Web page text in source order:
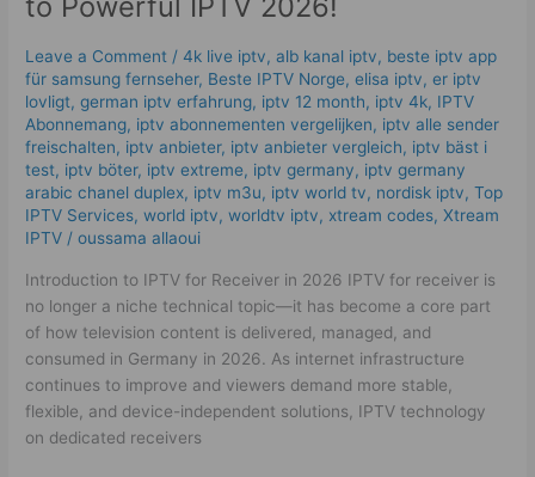
to Powerful IPTV 2026!
Leave a Comment /4k live iptv​,alb kanal iptv, beste iptv app
für samsung fernseher, Beste IPTV Norge,elisa iptv,er iptv
lovligt,german iptv erfahrung​, iptv 12 month, iptv 4k, IPTV
Abonnemang, iptv abonnementen vergelijken, iptv alle sender
freischalten, iptv anbieter, iptv anbieter vergleich, iptv bäst i
test, iptv böter, iptv extreme, iptv germany​, iptv germany
arabic chanel duplex​, iptv m3u, iptv world tv, nordisk iptv,Top
IPTV Services,world iptv,worldtv iptv, xtream codes,Xtream
IPTV /oussama allaoui
Introduction to IPTV for Receiver in 2026 IPTV for receiver is
no longer a niche technical topic—it has become a core part
of how television content is delivered, managed, and
consumed in Germany in 2026. As internet infrastructure
continues to improve and viewers demand more stable,
flexible, and device-independent solutions, IPTV technology
on dedicated receivers
Technical
to
Powerful
IPTV
2026!